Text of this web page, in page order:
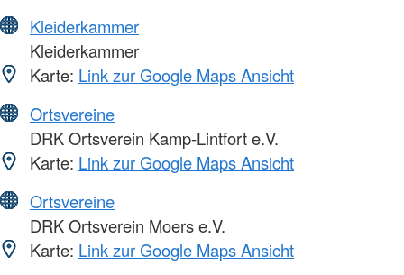
Kleiderkammer
Kleiderkammer
Karte: Link zur Google Maps Ansicht
Ortsvereine
DRK Ortsverein Kamp-Lintfort e.V.
Karte: Link zur Google Maps Ansicht
Ortsvereine
DRK Ortsverein Moers e.V.
Karte: Link zur Google Maps Ansicht